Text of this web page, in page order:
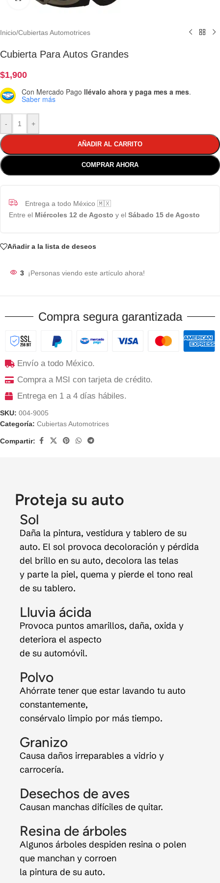
Inicio/Cubiertas Automotrices
Cubierta Para Autos Grandes
$1,900
Con Mercado Pago llévalo ahora y paga mes a mes.
Saber más
- +
AÑADIR AL CARRITO
COMPRAR AHORA
Entrega a todo México 🇲🇽
Entre el Miércoles 12 de Agosto y el Sábado 15 de Agosto
Añadir a la lista de deseos
3 ¡Personas viendo este artículo ahora!
Compra segura garantizada
Envío a todo México.
Compra a MSI con tarjeta de crédito.
Entrega en 1 a 4 días hábiles.
SKU: 004-9005
Categoría: Cubiertas Automotrices
Compartir:
Proteja su auto
Sol
Daña la pintura, vestidura y tablero de su
auto. El sol provoca decoloración y pérdida
del brillo en su auto, decolora las telas
y parte la piel, quema y pierde el tono real
de su tablero.
Lluvia ácida
Provoca puntos amarillos, daña, oxida y
deteriora el aspecto
de su automóvil.
Polvo
Ahórrate tener que estar lavando tu auto
constantemente,
consérvalo limpio por más tiempo.
Granizo
Causa daños irreparables a vidrio y
carrocería.
Desechos de aves
Causan manchas difíciles de quitar.
Resina de árboles
Algunos árboles despiden resina o polen
que manchan y corroen
la pintura de su auto.